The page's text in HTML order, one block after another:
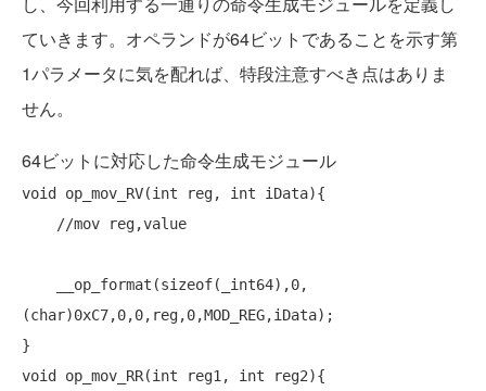
ていきます。オペランドが64ビットであることを示す第
1パラメータに気を配れば、特段注意すべき点はありま
せん。
64ビットに対応した命令生成モジュール
void op_mov_RV(int reg, int iData){
//mov reg,value
    __op_format(
sizeof(_int64),0,
(char)0xC7,0,0,reg,0,MOD_REG,iData);
void
op_mov_RR(int reg1, int reg2){